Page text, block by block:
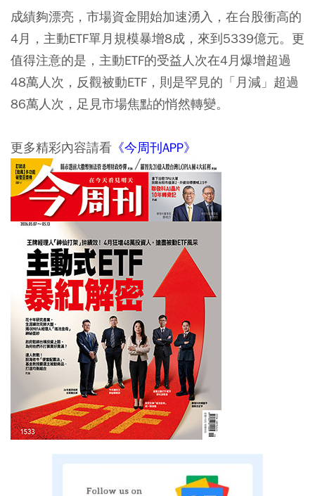
成績夠漂亮，市場資金開始加速湧入，在台股衝高的
4月，主動ETF單月規模暴增8成，來到5339億元。更
值得注意的是，主動ETF的受益人次在4月爆增超過
48萬人次，反觀被動ETF，則是罕見的「月減」超過
86萬人次，足見市場焦點的悄然轉變。
更多精彩內容請看 《今周刊APP》